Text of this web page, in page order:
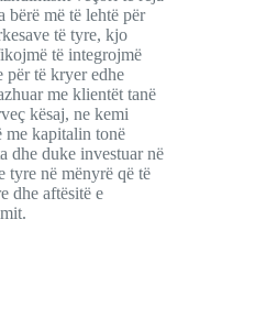
bërë më të lehtë për
të tyre, kjo
të integrojmë
për të kryer edhe
me klientët tanë
kësaj, ne kemi
kapitalin tonë
dhe duke investuar në
tyre në mënyrë që të
dhe aftësitë e